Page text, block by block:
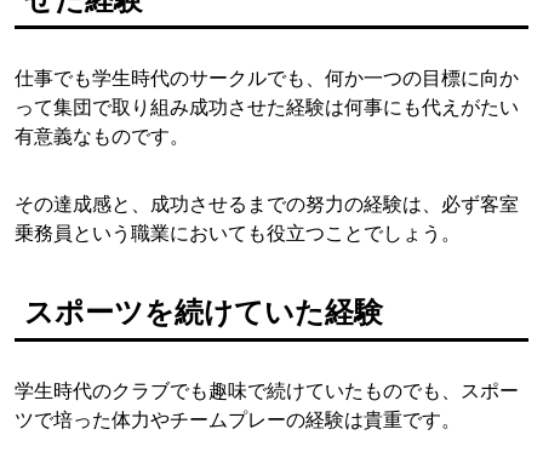
仕事でも学生時代のサークルでも、何か一つの目標に向か
って集団で取り組み成功させた経験は何事にも代えがたい
有意義なものです。
その達成感と、成功させるまでの努力の経験は、必ず客室
乗務員という職業においても役立つことでしょう。
スポーツを続けていた経験
学生時代のクラブでも趣味で続けていたものでも、スポー
ツで培った体力やチームプレーの経験は貴重です。